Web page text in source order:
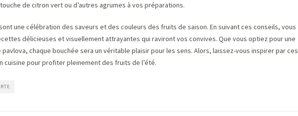
de citron vert ou d’autres agrumes à vos préparations.
une célébration des saveurs et des couleurs des fruits de saison. En suivant ces conseils, vous
délicieuses et visuellement attrayantes qui raviront vos convives. Que vous optiez pour une
chaque bouchée sera un véritable plaisir pour les sens. Alors, laissez-vous inspirer par ces
cuisine pour profiter pleinement des fruits de l’été.